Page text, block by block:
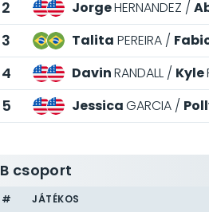
2
JorgeHERNANDEZ
3
Talita PEREIRA
4
DavinRANDALL Kyle
5
JessicaGARCIA
B csoport
# JÁTÉKOS